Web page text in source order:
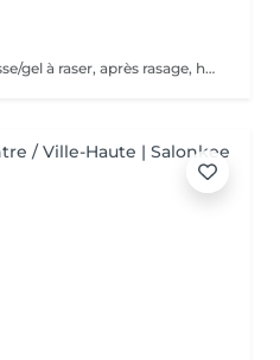
Serviette chaude/froide, mousse/gel à raser, après rasage, huile/balm à barbe et wax/gel